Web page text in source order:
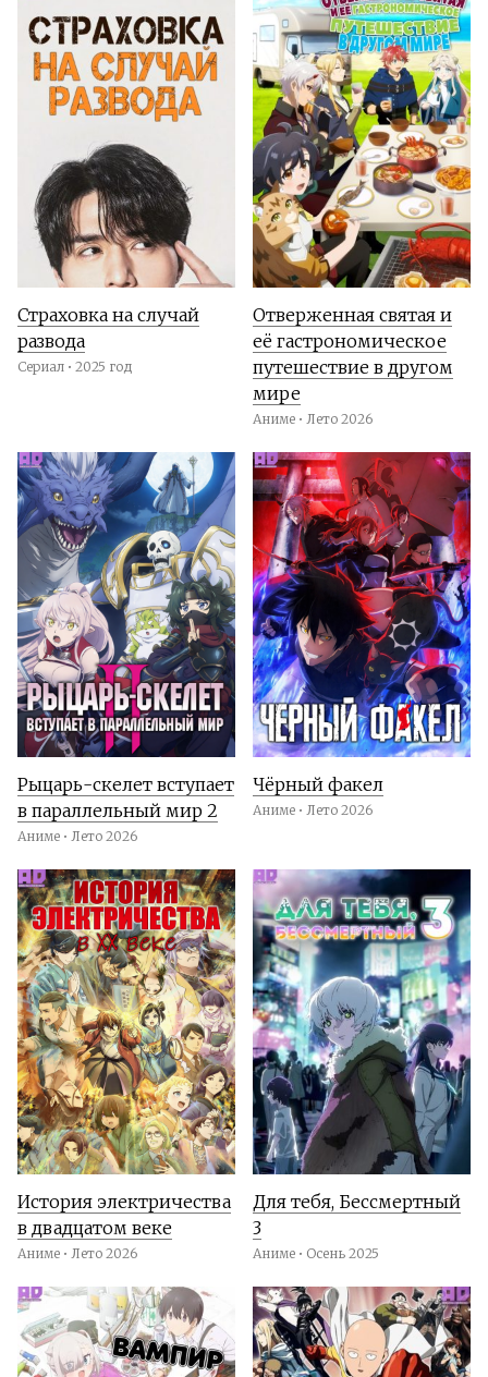
Страховка на случай
развода
Сериал • 2025 год
Отверженная святая и
её гастрономическое
путешествие в другом
мире
Аниме • Лето 2026
Рыцарь-скелет вступает
в параллельный мир 2
Аниме • Лето 2026
Чёрный факел
Аниме • Лето 2026
История электричества
в двадцатом веке
Аниме • Лето 2026
Для тебя, Бессмертный
3
Аниме • Осень 2025